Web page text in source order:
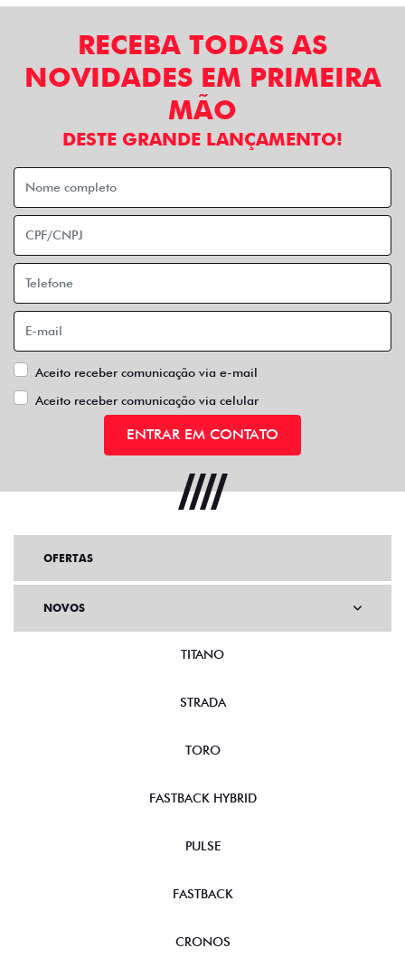
RECEBA TODAS AS
NOVIDADES EM PRIMEIRA
MÃO
DESTE GRANDE LANÇAMENTO!
Aceito receber comunicação via e-mail
Aceito receber comunicação via celular
ENTRAR EM CONTATO
OFERTAS
NOVOS
TITANO
STRADA
TORO
FASTBACK HYBRID
PULSE
FASTBACK
CRONOS